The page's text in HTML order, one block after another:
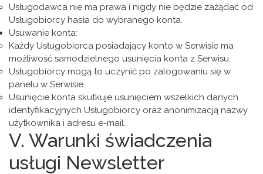
Usługodawca nie ma prawa i nigdy nie będzie zażądać od
Usługobiorcy hasła do wybranego konta.
Usuwanie konta:
Każdy Usługobiorca posiadający konto w Serwisie ma
możliwość samodzielnego usunięcia konta z Serwisu.
Usługobiorcy mogą to uczynić po zalogowaniu się w
panelu w Serwisie.
Usunięcie konta skutkuje usunięciem wszelkich danych
identyfikacyjnych Usługobiorcy oraz anonimizacją nazwy
użytkownika i adresu e-mail.
V. Warunki świadczenia
usługi Newsletter